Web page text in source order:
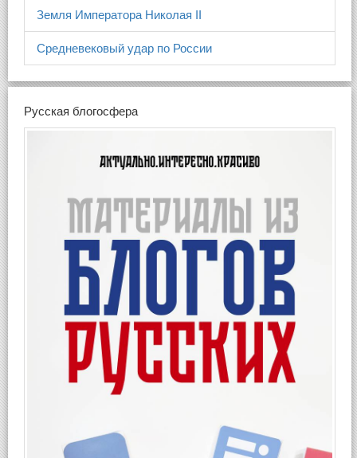
Земля Императора Николая II
Средневековый удар по России
Русская блогосфера